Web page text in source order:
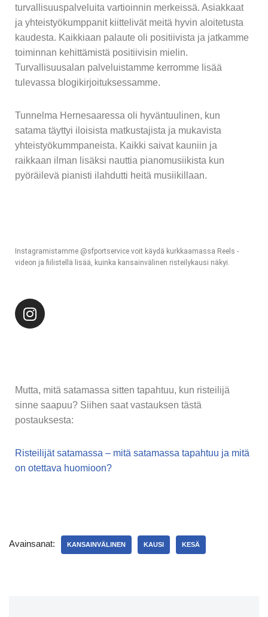
turvallisuuspalveluita vartioinnin merkeissä. Asiakkaat
ja yhteistyökumppanit kiittelivät meitä hyvin aloitetusta
kaudesta. Kaikkiaan palaute oli positiivista ja jatkamme
toiminnan kehittämistä positiivisin mielin.
Turvallisuusalan palveluistamme kerromme lisää
tulevassa blogikirjoituksessamme.
Tunnelma Hernesaaressa oli hyväntuulinen, kun
satama täyttyi iloisista matkustajista ja mukavista
yhteistyökummpaneista. Kaikki saivat kauniin ja
raikkaan ilman lisäksi nauttia pianomusiikista kun
pyöräilevä pianisti ilahdutti heitä musiikillaan.
Instagramistamme @sfportservice voit käydä kurkkaamassa Reels -
videon ja fiilistellä lisää, kuinka kansainvälinen risteilykausi näkyi.
Mutta, mitä satamassa sitten tapahtuu, kun risteilijä
sinne saapuu? Siihen saat vastauksen tästä
postauksesta:
Risteilijät satamassa – mitä satamassa tapahtuu ja mitä
on otettava huomioon?
Avainsanat: KANSAINVÄLINEN KAUSI KESÄ